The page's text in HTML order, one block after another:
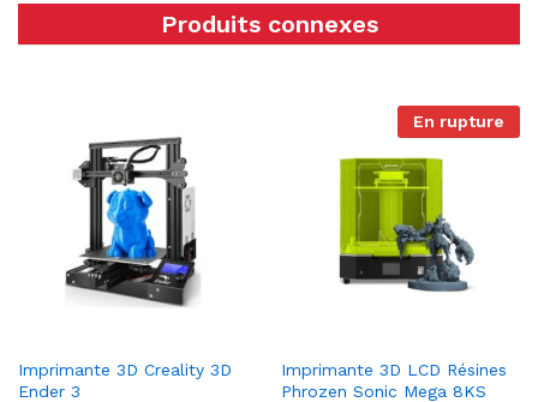
Produits connexes
Imprimante 3D Creality 3D
Ender 3
En rupture
Imprimante 3D LCD Résines
Phrozen Sonic Mega 8KS